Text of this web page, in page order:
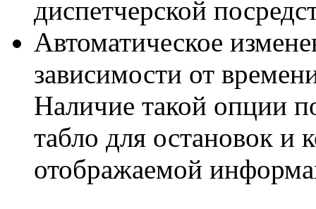
диспетчерской
Автоматическое
зависимости от
Наличие такой опции
табло для остановок и
отображаемой